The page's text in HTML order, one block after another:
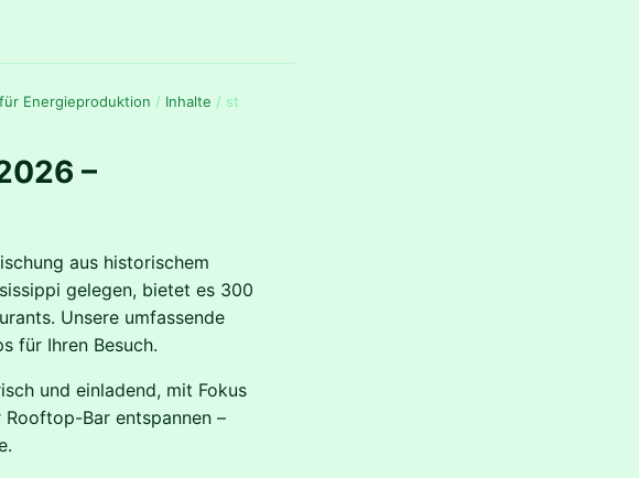
Energieproduktion / Inhalte / st
–
aus historischem
gelegen, bietet es 300
Unsere umfassende
für Ihren Besuch.
und einladend, mit Fokus
Bar entspannen –